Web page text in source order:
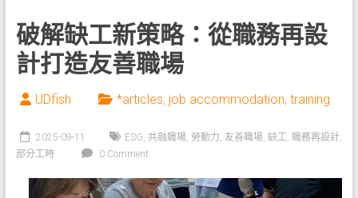
破解缺工新策略：從職務再設
計打造友善職場
UDfish *articles, job accommodation, training
2025-09-11 ESG, 共融職場, 勞動力, 友善職場, 缺工, 職務再設計,
部分工時
0 Comment